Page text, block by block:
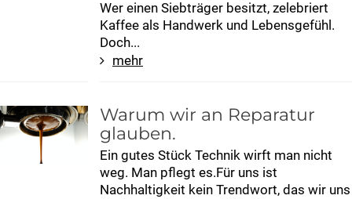
Wer einen Siebträger besitzt, zelebriert
Kaffee als Handwerk und Lebensgefühl.
Doch...
mehr
Warum wir an Reparatur
glauben.
Ein gutes Stück Technik wirft man nicht
weg. Man pflegt es.Für uns ist
Nachhaltigkeit kein Trendwort, das wir uns